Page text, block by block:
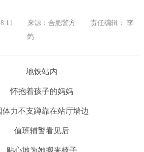
来源：合肥警方
责任编辑： 李
鸽
地铁站内
怀抱着孩子的妈妈
体力不支蹲靠在站厅墙边
值班辅警看见后